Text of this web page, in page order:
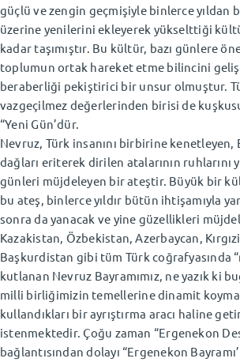
güçlü ve zengin geçmişiyle binlerce yıldan
üzerine yenilerini ekleyerek yükselttiği
kadar taşımıştır. Bu kültür, bazı günlere
toplumun ortak hareket etme bilincini
beraberliği pekiştirici bir unsur olmuştur.
vazgeçilmez değerlerinden birisi de
“Yeni Gün’dür.
Nevruz, Türk insanını birbirine kenetleyen,
dağları eriterek dirilen atalarının ruhlarını
günleri müjdeleyen bir ateştir. Büyük bir
bu ateş, binlerce yıldır bütün ihtişamıyla
sonra da yanacak ve yine güzellikleri
Kazakistan, Özbekistan, Azerbaycan,
Başkurdistan gibi tüm Türk coğrafyasında
kutlanan Nevruz Bayramımız, ne yazık ki
milli birliğimizin temellerine dinamit
kullandıkları bir ayrıştırma aracı haline
istenmektedir. Çoğu zaman “Ergenekon
bağlantısından dolayı “Ergenekon